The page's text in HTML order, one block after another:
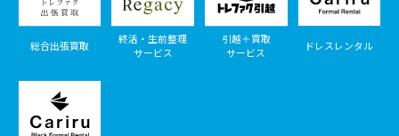
総合出張買取
終活・生前整理
サービス
引越＋買取
サービス
ドレスレンタル